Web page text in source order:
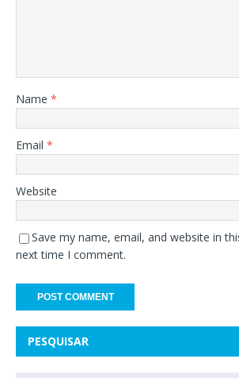
Name *
Email *
Website
Save my name, email, and website in
next time I comment.
PESQUISAR